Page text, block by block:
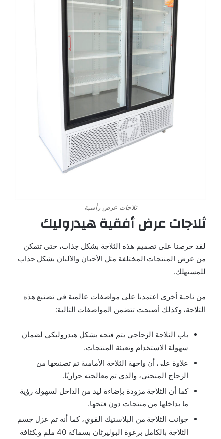
ثلاجات عرض رأسية
ثلاجات عرض أفقية هيدروليك
لقد حرصنا على تصميم هذه الثلاجة بشكل جذاب، حتى تتمكن
من عرض المنتجات المختلفة مثل الأجبان والألبان بشكل جذاب
للمستهلك.
من ناحية أخرى اعتمدنا على مواصفات عالمية في تصنيع هذه
الثلاجة، وكذلك أصبحت تتضمن المواصفات التالية:
باب الثلاجة الزجاجي يتم فتحه بشكل هيدروليكي لضمان
سهولة الاستخدام وتعبئة المنتجات.
علاوة على أن واجهة الثلاجة الأمامية تم تصنيعها من
الزجاج المنحني، والذي تم معالجته حراريًا.
كما أن الثلاجة مزودة بإضاءة ليد من الداخل لسهولة رؤية
ما بداخلها من منتجات دون فتحها.
جوانب الثلاجة من البلاستيك القوي، كما أنه تم عزل جسم
الثلاجة بالكامل برغوة البوليرثان بسماكة 40 ملم وبكثافة